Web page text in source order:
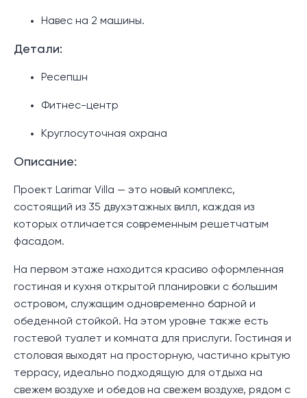
Навес на 2 машины.
Детали:
Ресепшн
Фитнес-центр
Круглосуточная охрана
Описание:
Проект Larimar Villa — это новый комплекс,
состоящий из 35 двухэтажных вилл, каждая из
которых отличается современным решетчатым
фасадом.
На первом этаже находится красиво оформленная
гостиная и кухня открытой планировки с большим
островом, служащим одновременно барной и
обеденной стойкой. На этом уровне также есть
гостевой туалет и комната для прислуги. Гостиная и
столовая выходят на просторную, частично крытую
террасу, идеально подходящую для отдыха на
свежем воздухе и обедов на свежем воздухе, рядом с